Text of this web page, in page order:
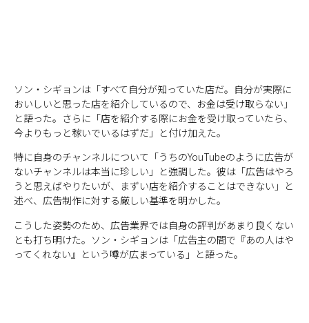
ソン・シギョンは「すべて自分が知っていた店だ。自分が実際に
おいしいと思った店を紹介しているので、お金は受け取らない」
と語った。さらに「店を紹介する際にお金を受け取っていたら、
今よりもっと稼いでいるはずだ」と付け加えた。
特に自身のチャンネルについて「うちのYouTubeのように広告が
ないチャンネルは本当に珍しい」と強調した。彼は「広告はやろ
うと思えばやりたいが、まずい店を紹介することはできない」と
述べ、広告制作に対する厳しい基準を明かした。
こうした姿勢のため、広告業界では自身の評判があまり良くない
とも打ち明けた。ソン・シギョンは「広告主の間で『あの人はや
ってくれない』という噂が広まっている」と語った。